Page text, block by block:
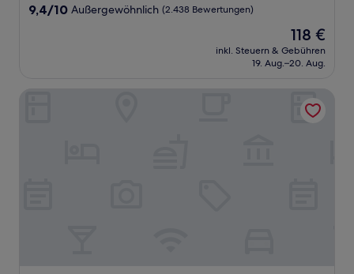
9.4
9,4/10 Außergewöhnlich (2.438 Bewertungen)
Der
Preis
beträgt
118 €
inkl. Steuern & Gebühren
19. Aug.–20. Aug.
Courtyard by Marriott New Orleans French Quarter/